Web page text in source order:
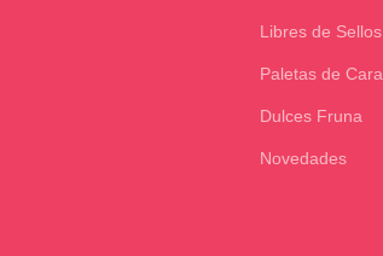
Libres de Sellos
Paletas de
Dulces Fruna
Novedades